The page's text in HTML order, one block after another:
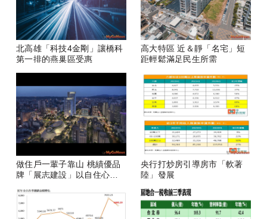
北高雄「科技4金剛」讓橋科
第一排的燕巢區受惠
高大特區 近＆靜「名宅」短
距輕鬆滿足民生所需
做住戶一輩子靠山 桃績優品
牌「展志建設」以自住心蓋
央行打炒房引導房市「軟著
陸」發展